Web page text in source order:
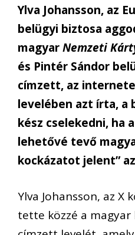
Ylva Johansson, az
belügyi biztosa
magyarNemzeti
és Pintér Sándor
címzett, az
levelében azt írta, a
kész cselekedni, ha
lehetővé tevő
kockázatot jelent”
Ylva Johansson, az X
tette közzé a